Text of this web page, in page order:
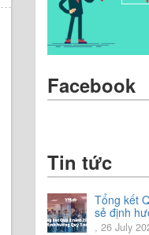
Facebook
Tin tức
Tổng kết
sẻ định
, 26 July